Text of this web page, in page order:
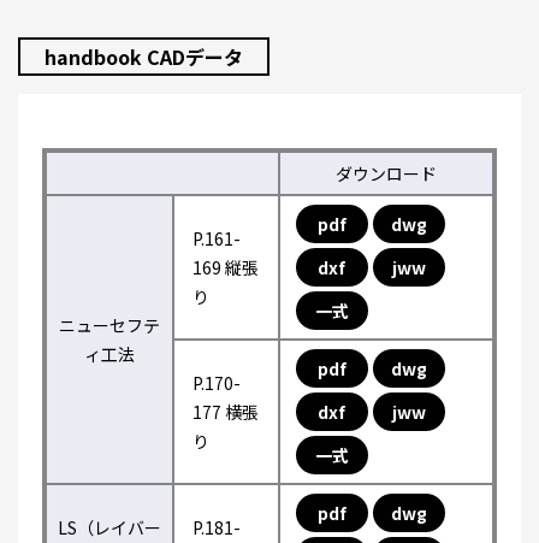
handbook CADデータ
ダウンロード
ニューセフテ
ィ工法
P.161-
169 縦張
り
pdf
dwg
dxf
jww
一式
P.170-
177 横張
り
pdf
dwg
dxf
jww
一式
LS（レイバー
P.181-
pdf
dwg